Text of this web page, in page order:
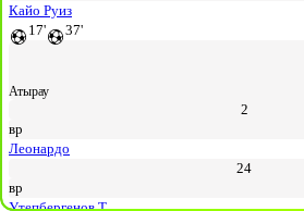
Кайо Руиз
17'
37'
Атырау
2
вр
Леонардо
24
вр
Утепбергенов Т